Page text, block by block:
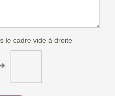
le cadre vide à droite